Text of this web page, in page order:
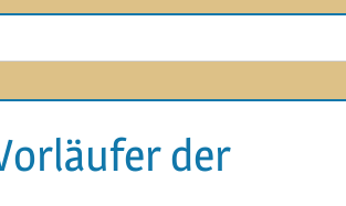
der